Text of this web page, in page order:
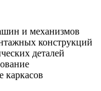
и механизмов
конструкций
деталей
каркасов